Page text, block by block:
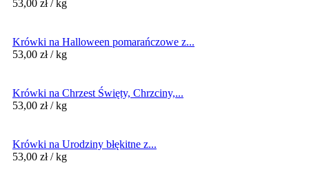
53,00 zł / kg
Krówki na Halloween pomarańczowe z...
53,00 zł / kg
Krówki na Chrzest Święty, Chrzciny,...
53,00 zł / kg
Krówki na Urodziny błękitne z...
53,00 zł / kg